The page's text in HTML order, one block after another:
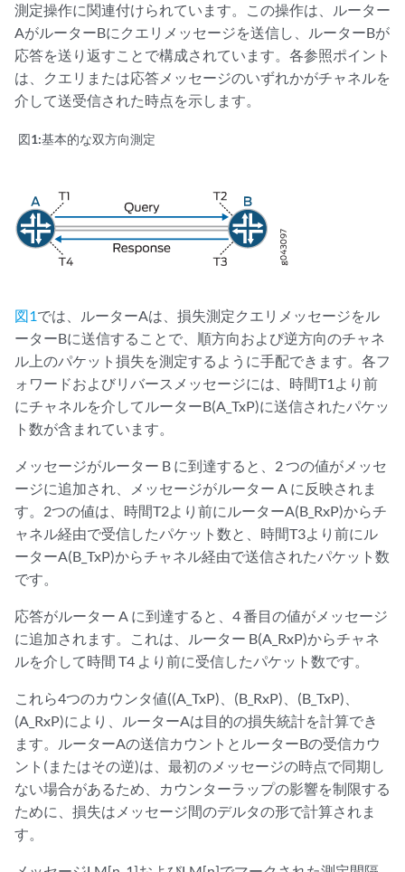
測定操作に関連付けられています。この操作は、ルーター
AがルーターBにクエリメッセージを送信し、ルーターBが
応答を送り返すことで構成されています。各参照ポイント
は、クエリまたは応答メッセージのいずれかがチャネルを
介して送受信された時点を示します。
図1:基本的な双方向測定
図1では、ルーターAは、損失測定クエリメッセージをル
ーターBに送信することで、順方向および逆方向のチャネ
ル上のパケット損失を測定するように手配できます。各フ
ォワードおよびリバースメッセージには、時間T1より前
にチャネルを介してルーターB(A_TxP)に送信されたパケッ
ト数が含まれています。
メッセージがルーター B に到達すると、2 つの値がメッセ
ージに追加され、メッセージがルーター A に反映されま
す。2つの値は、時間T2より前にルーターA(B_RxP)からチ
ャネル経由で受信したパケット数と、時間T3より前にル
ーターA(B_TxP)からチャネル経由で送信されたパケット数
です。
応答がルーター A に到達すると、4 番目の値がメッセージ
に追加されます。これは、ルーター B(A_RxP)からチャネ
ルを介して時間 T4 より前に受信したパケット数です。
これら4つのカウンタ値((A_TxP)、(B_RxP)、(B_TxP)、
(A_RxP)により、ルーターAは目的の損失統計を計算でき
ます。ルーターAの送信カウントとルーターBの受信カウ
ント(またはその逆)は、最初のメッセージの時点で同期し
ない場合があるため、カウンターラップの影響を制限する
ために、損失はメッセージ間のデルタの形で計算されま
す。